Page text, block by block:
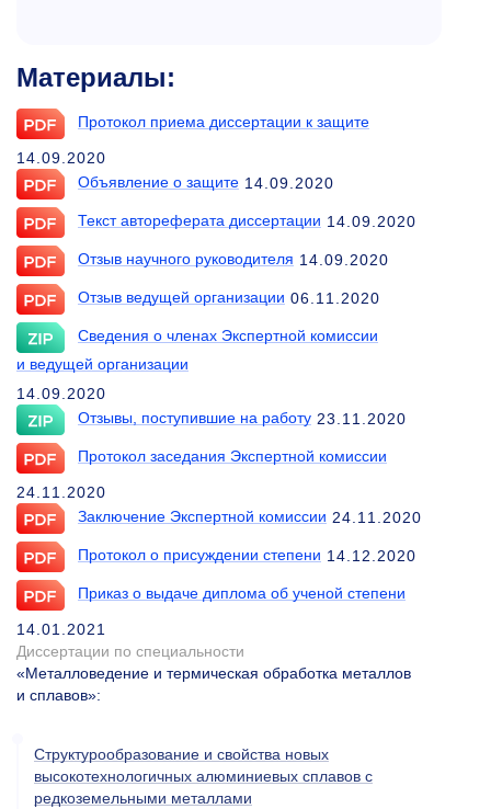
Материалы:
Протокол приема диссертации к защите
14.09.2020
Объявление о защите 14.09.2020
Текст автореферата диссертации 14.09.2020
Отзыв научного руководителя 14.09.2020
Отзыв ведущей организации 06.11.2020
Сведения о членах Экспертной комиссии
и ведущей организации
14.09.2020
Отзывы, поступившие на работу 23.11.2020
Протокол заседания Экспертной комиссии
24.11.2020
Заключение Экспертной комиссии 24.11.2020
Протокол о присуждении степени 14.12.2020
Приказ о выдаче диплома об ученой степени
14.01.2021
Диссертации по специальности
«Металловедение и термическая обработка металлов
и сплавов»:
Структурообразование и свойства новых
высокотехнологичных алюминиевых сплавов с
редкоземельными металлами